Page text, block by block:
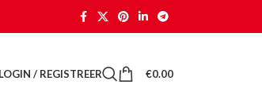
LOGIN / REGISTREER €0.00